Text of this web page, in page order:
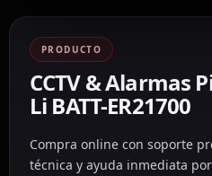
PRODUCTO
CCTV & Alarmas
Li BATT-ER21700
Compra online con soporte
técnica y ayuda inmediata